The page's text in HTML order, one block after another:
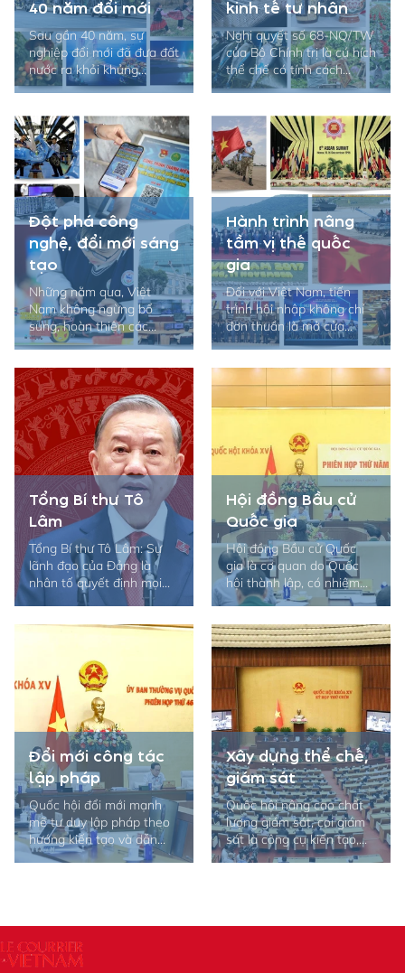
40 năm đổi mới
Sau gần 40 năm, sự
nghiệp đổi mới đã đưa đất
nước ra khỏi khủng...
kinh tế tư nhân
Nghị quyết số 68-NQ/TW
của Bộ Chính trị là cú hích
thể chế có tính cách...
Đột phá công
nghệ, đổi mới sáng
tạo
Những năm qua, Việt
Nam không ngừng bổ
sung, hoàn thiện các...
Hành trình nâng
tầm vị thế quốc
gia
Đối với Việt Nam, tiến
trình hội nhập không chỉ
đơn thuần là mở cửa...
Tổng Bí thư Tô
Lâm
Tổng Bí thư Tô Lâm: Sự
lãnh đạo của Đảng là
nhân tố quyết định mọi...
Hội đồng Bầu cử
Quốc gia
Hội đồng Bầu cử Quốc
gia là cơ quan do Quốc
hội thành lập, có nhiệm...
Đổi mới công tác
lập pháp
Quốc hội đổi mới mạnh
mẽ tư duy lập pháp theo
hướng kiến tạo và dẫn...
Xây dựng thể chế,
giám sát
Quốc hội nâng cao chất
lượng giám sát, coi giám
sát là công cụ kiến tạo,...